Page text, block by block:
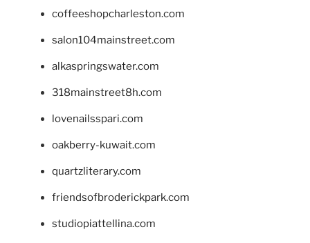
coffeeshopcharleston.com
salon104mainstreet.com
alkaspringswater.com
318mainstreet8h.com
lovenailsspari.com
oakberry-kuwait.com
quartzliterary.com
friendsofbroderickpark.com
studiopiattellina.com